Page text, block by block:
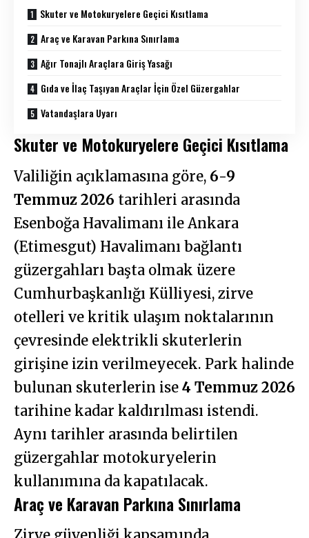
Skuter ve Motokuryelere Geçici Kısıtlama
Araç ve Karavan Parkına Sınırlama
Ağır Tonajlı Araçlara Giriş Yasağı
Gıda ve İlaç Taşıyan Araçlar İçin Özel Güzergahlar
Vatandaşlara Uyarı
Skuter ve Motokuryelere Geçici Kısıtlama
Valiliğin açıklamasına göre, 6-9
Temmuz 2026 tarihleri arasında
Esenboğa Havalimanı ile Ankara
(Etimesgut) Havalimanı bağlantı
güzergahları başta olmak üzere
Cumhurbaşkanlığı Külliyesi, zirve
otelleri ve kritik ulaşım noktalarının
çevresinde elektrikli skuterlerin
girişine izin verilmeyecek. Park halinde
bulunan skuterlerin ise 4 Temmuz 2026
tarihine kadar kaldırılması istendi.
Aynı tarihler arasında belirtilen
güzergahlar motokuryelerin
kullanımına da kapatılacak.
Araç ve Karavan Parkına Sınırlama